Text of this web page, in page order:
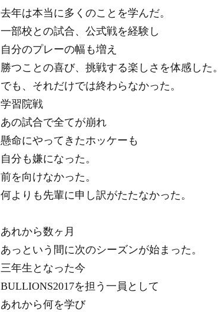
去年は本当に多くのことを学んだ。
一部校との試合、公式戦を経験し
自分のプレーの幅も増え
勝つことの喜び、挑戦する楽しさを体感した。
でも、それだけでは終わらなかった。
学習院戦
あの試合で全てが崩れ
懸命にやってきたホッケーも
自分も嫌になった。
前を向けなかった。
何よりも先輩に申し訳がたたなかった。
あれから数ヶ月
あっという間に次のシーズンが始まった。
三年生となった今
BULLIONS2017を担う一員として
あれから何を学び